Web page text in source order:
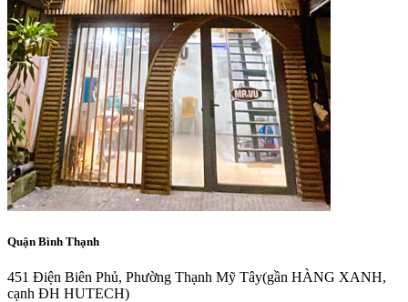
Quận Bình Thạnh
451 Điện Biên Phủ, Phường Thạnh Mỹ Tây(gần HÀNG XANH,
cạnh ĐH HUTECH)